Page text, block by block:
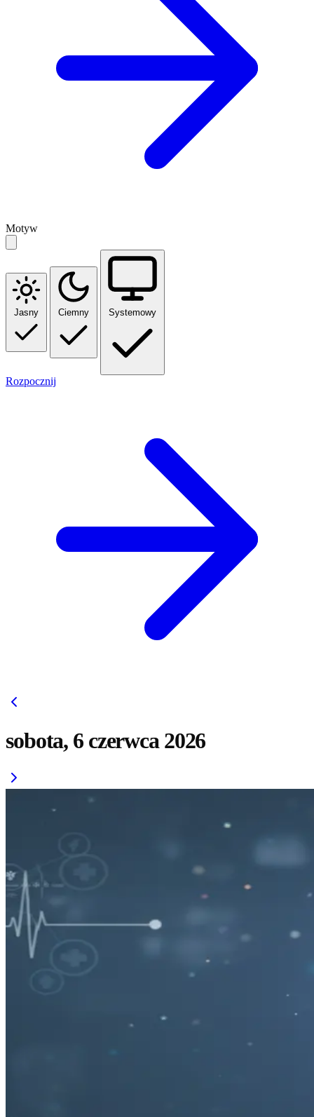
Motyw
Jasny Ciemny Systemowy
Rozpocznij
sobota, 6 czerwca 2026